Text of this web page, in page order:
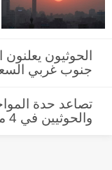
الحوثيون
جنوب غربي
تصاعد حدة
والحوثيين في 4 محافظات يمنية